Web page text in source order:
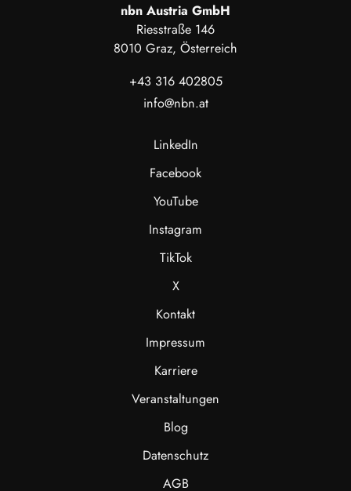
nbn Austria GmbH
Riesstraße 146
8010 Graz, Österreich
+43 316 402805
info@nbn.at
LinkedIn
Facebook
YouTube
Instagram
TikTok
X
Kontakt
Impressum
Karriere
Veranstaltungen
Blog
Datenschutz
AGB